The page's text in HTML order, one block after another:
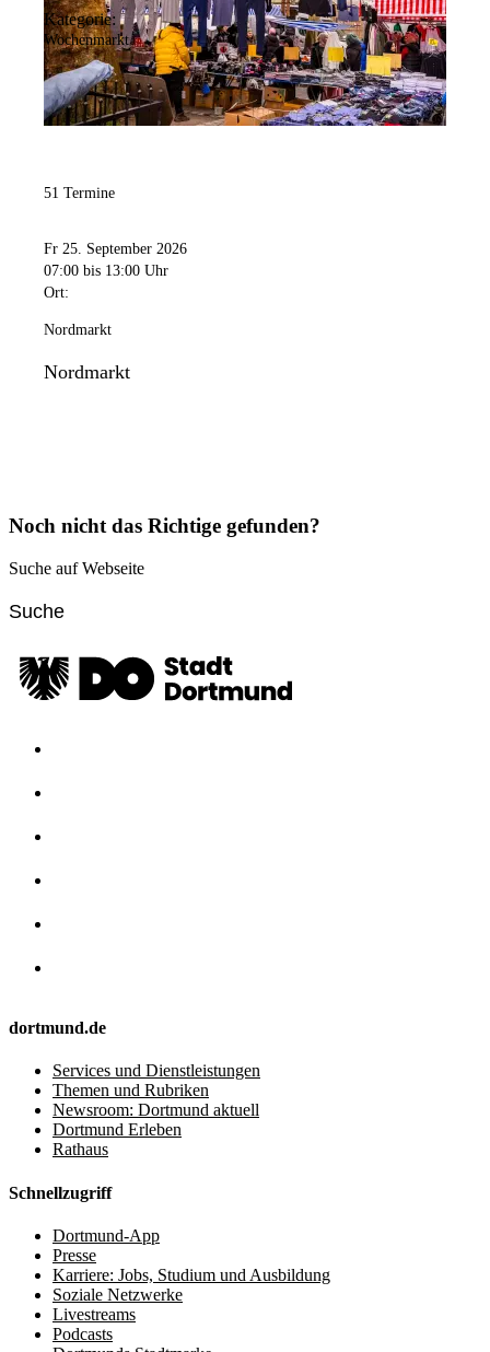
Kategorie:
Wochenmarkt
51 Termine
Fr 25. September 2026
07:00 bis 13:00 Uhr
Ort:
Nordmarkt
Nordmarkt
Noch nicht das Richtige gefunden?
Suche auf Webseite
dortmund.de
Services und Dienstleistungen
Themen und Rubriken
Newsroom: Dortmund aktuell
Dortmund Erleben
Rathaus
Schnellzugriff
Dortmund-App
Presse
Karriere: Jobs, Studium und Ausbildung
Soziale Netzwerke
Livestreams
Podcasts